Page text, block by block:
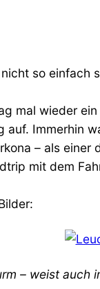
so einfach
mal wieder
Immerhin
– als
mit dem
– weist auch